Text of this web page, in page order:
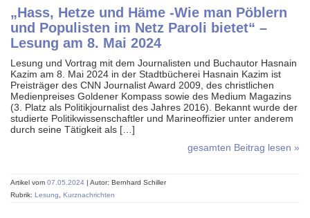
„Hass, Hetze und Häme -Wie man Pöblern
und Populisten im Netz Paroli bietet“ –
Lesung am 8. Mai 2024
Lesung und Vortrag mit dem Journalisten und Buchautor Hasnain
Kazim am 8. Mai 2024 in der Stadtbücherei Hasnain Kazim ist
Preisträger des CNN Journalist Award 2009, des christlichen
Medienpreises Goldener Kompass sowie des Medium Magazins
(3. Platz als Politikjournalist des Jahres 2016). Bekannt wurde der
studierte Politikwissenschaftler und Marineoffizier unter anderem
durch seine Tätigkeit als […]
gesamten Beitrag lesen »
Artikel vom 07.05.2024 | Autor: Bernhard Schiller
Rubrik: Lesung Kurznachrichten